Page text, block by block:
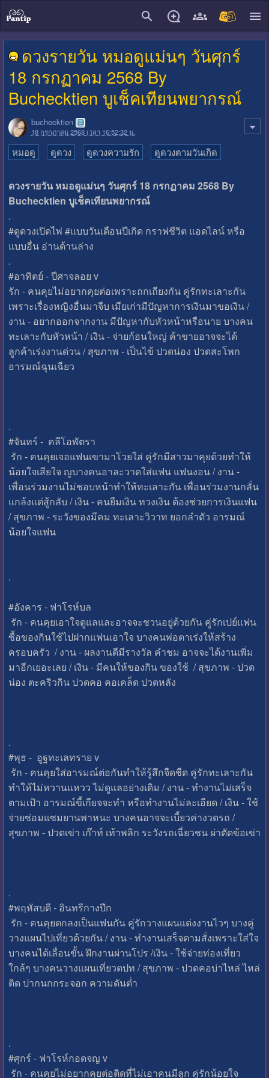
ดวงรายวัน หมอดูแม่นๆ วันศุกร์
18 กรกฏาคม 2568 By
Buchecktien บูเช็คเทียนพยากรณ์
buchecktien
18 กรกฎาคม 2568 เวลา 16:52:32 น.
หมอดู ดูดวง ดูดวงความรัก ดูดวงตามวันเกิด
ดวงรายวัน หมอดูแม่นๆ วันศุกร์ 18 กรกฏาคม 2568 By
Buchecktien บูเช็คเทียนพยากรณ์
.
#ดูดวงเปิดไพ่ #แบบวันเดือนปีเกิด กราฟชีวิต แอดไลน์ หรือ
แบบอื่น อ่านด้านล่าง
.
#อาทิตย์ - ปีศาจลอย v
รัก - คนคุยไม่อยากคุยต่อเพราะถกเถียงกัน คู่รักทะเลาะกัน
เพราะเรื่องหญิงอื่นมาจีบ เมียเก่ามีปัญหาการเงินมาขอเงิน /
งาน - อยากออกจากงาน มีปัญหากับหัวหน้าหรือนาย บางคน
ทะเลาะกับหัวหน้า / เงิน - จ่ายก้อนใหญ่ ค้าขายอาจจะได้
ลูกค้าเร่งงานด่วน / สุขภาพ - เป็นไข้ ปวดน่อง ปวดสะโพก
อารมณ์ฉุนเฉียว
.
#จันทร์ - คลีโอพัตรา
รัก - คนคุยเจอแฟนเขามาโวยใส่ คู่รักมีสาวมาคุยด้วยทำให้
น้อยใจเสียใจ ญบางคนอาละวาดใส่แฟน แฟนงอน / งาน -
เพื่อนร่วมงานไม่ชอบหน้าทำให้ทะเลาะกัน เพื่อนร่วมงานกลั่น
แกล้งแต่สู้กลับ / เงิน - คนยืมเงิน ทวงเงิน ต้องช่วยการเงินแฟน
/ สุขภาพ - ระวังของมีคม ทะเลาะวิวาท ยอกลำตัว อารมณ์
น้อยใจแฟน
.
#อังคาร - ฟาโรห์บล
รัก - คนคุยเอาใจดูแลและอาจจะชวนอยู่ด้วยกัน คู่รักเปย์แฟน
ซื้อของกินใช้ไปฝากแฟนเอาใจ บางคนพ่อตาเร่งให้สร้าง
ครอบครัว / งาน - ผลงานดีมีรางวัล คำชม อาจจะได้งานเพิ่ม
มาอีกเยอะเลย / เงิน - มีคนให้ของกิน ของใช้ / สุขภาพ - ปวด
น่อง ตะคริวกิน ปวดคอ คอเคล็ด ปวดหลัง
.
#พุธ - อูฐทะเลทราย v
รัก - คนคุยใส่อารมณ์ต่อกันทำให้รู้สึกจืดชืด คู่รักทะเลาะกัน
ทำให้ไม่หวานแหวว ไม่ดูแลอย่างเดิม / งาน - ทำงานไม่เสร็จ
ตามเป้า อารมณ์ขี้เกียจจะทำ หรือทำงานไม่ละเอียด / เงิน - ใช้
จ่ายซ่อมแซมยานพาหนะ บางคนอาจจะเบี้ยวค่างวดรถ /
สุขภาพ - ปวดเข่า เก๊าท์ เท้าพลิก ระวังรถเฉี่ยวชน ผ่าตัดข้อเข่า
.
#พฤหัสบดี - อินทรีกางปีก
รัก - คนคุยตกลงเป็นแฟนกัน คู่รักวางแผนแต่งงานไวๆ บางคู่
วางแผนไปเที่ยวด้วยกัน / งาน - ทำงานเสร็จตามสั่งเพราะใส่ใจ
บางคนได้เลื่อนขั้น ฝึกงานผ่านโปร /เงิน - ใช้จ่ายท่องเที่ยว
ใกล้ๆ บางคนวางแผนเที่ยวตปท / สุขภาพ - ปวดคอบ่าไหล่ ไหล่
ติด ปากนกกระจอก ความดันต่ำ
.
#ศุกร์ - ฟาโรห์กอดจญ v
รัก - คนคุยไม่อยากคุยต่อติดที่ไม่เอาคนมีลูก คู่รักน้อยใจ
close